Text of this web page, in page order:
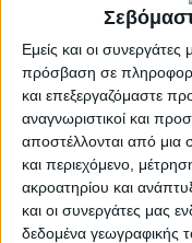
Εμείς και οι
πρόσβαση σε
και επεξεργαζόμαστε
αναγνωριστικοί και
αποστέλλονται από μια
και περιεχόμενο,
ακροατηρίου και
και οι συνεργάτες μας
δεδομένα γεωγραφικής
356438 &
Ώρα